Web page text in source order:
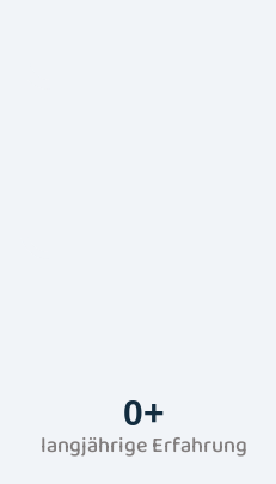
0+
langjährige Erfahrung